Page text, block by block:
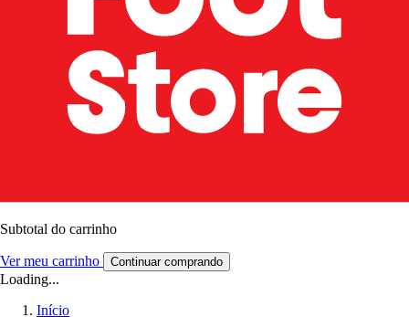
Subtotal do carrinho
Ver meu carrinho Continuar comprando
Loading...
Início